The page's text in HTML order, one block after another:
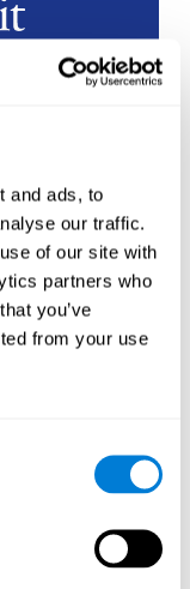
and ads, to
our traffic.
of our site with
partners who
you’ve
from your use
pour un